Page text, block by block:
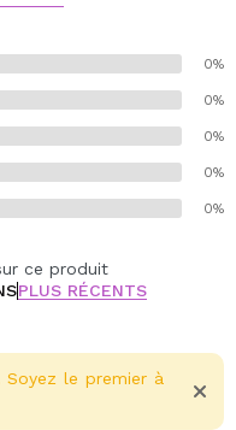
cheveux humides.
recyclés.
0%
0%
0%
0%
0%
ce produit
PLUS RÉCENTS
Soyez le premier à